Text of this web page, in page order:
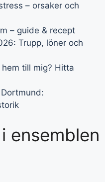
– orsaker och
– guide & recept
Trupp, löner och
till mig? Hitta
ensemblen